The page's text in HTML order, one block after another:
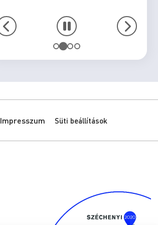
Impresszum Süti beállítások